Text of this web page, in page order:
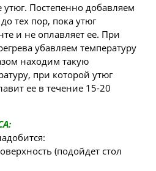
утюг. Постепенно добавляем
тех пор, пока утюг
и не оплавляет ее. При
убавляем температуру
находим такую
при которой утюг
ее в течение 15-20
(подойдет стол